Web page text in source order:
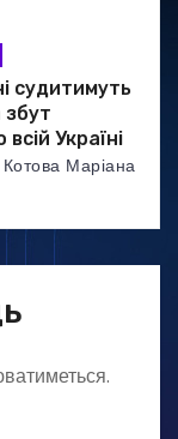
судитимуть
Україні
Котова Маріана